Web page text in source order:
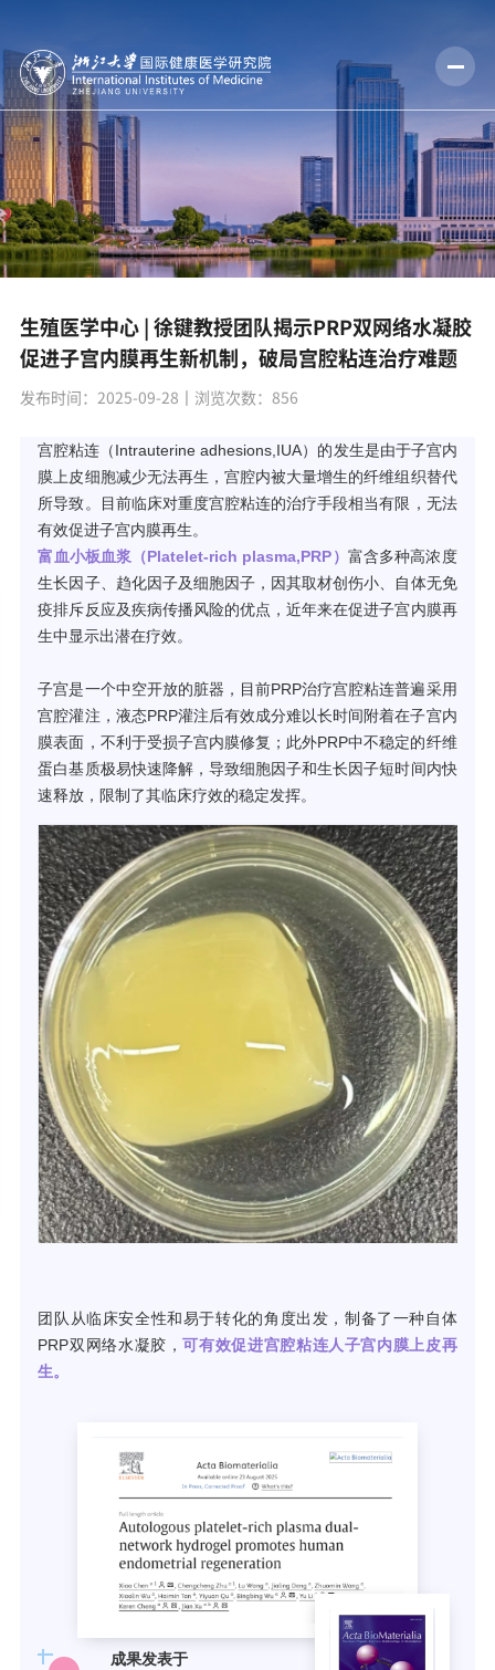
生殖医学中心 | 徐键教授团队揭示PRP双网络水凝胶
促进子宫内膜再生新机制，破局宫腔粘连治疗难题
发布时间：2025-09-28 丨浏览次数： 856
宫腔粘连（Intrauterine adhesions,IUA）的发生是由于子宫内
膜上皮细胞减少无法再生，宫腔内被大量增生的纤维组织替代
所导致。目前临床对重度宫腔粘连的治疗手段相当有限，无法
有效促进子宫内膜再生。
富血小板血浆（Platelet-rich plasma,PRP） 富含多种高浓度
生长因子、趋化因子及细胞因子，因其取材创伤小、自体无免
疫排斥反应及疾病传播风险的优点，近年来在促进子宫内膜再
生中显示出潜在疗效。
子宫是一个中空开放的脏器，目前PRP治疗宫腔粘连普遍采用
宫腔灌注，液态PRP灌注后有效成分难以长时间附着在子宫内
膜表面，不利于受损子宫内膜修复；此外PRP中不稳定的纤维
蛋白基质极易快速降解，导致细胞因子和生长因子短时间内快
速释放，限制了其临床疗效的稳定发挥。
团队从临床安全性和易于转化的角度出发，制备了一种自体
PRP双网络水凝胶，可有效促进宫腔粘连人子宫内膜上皮再
生。
成果发表于